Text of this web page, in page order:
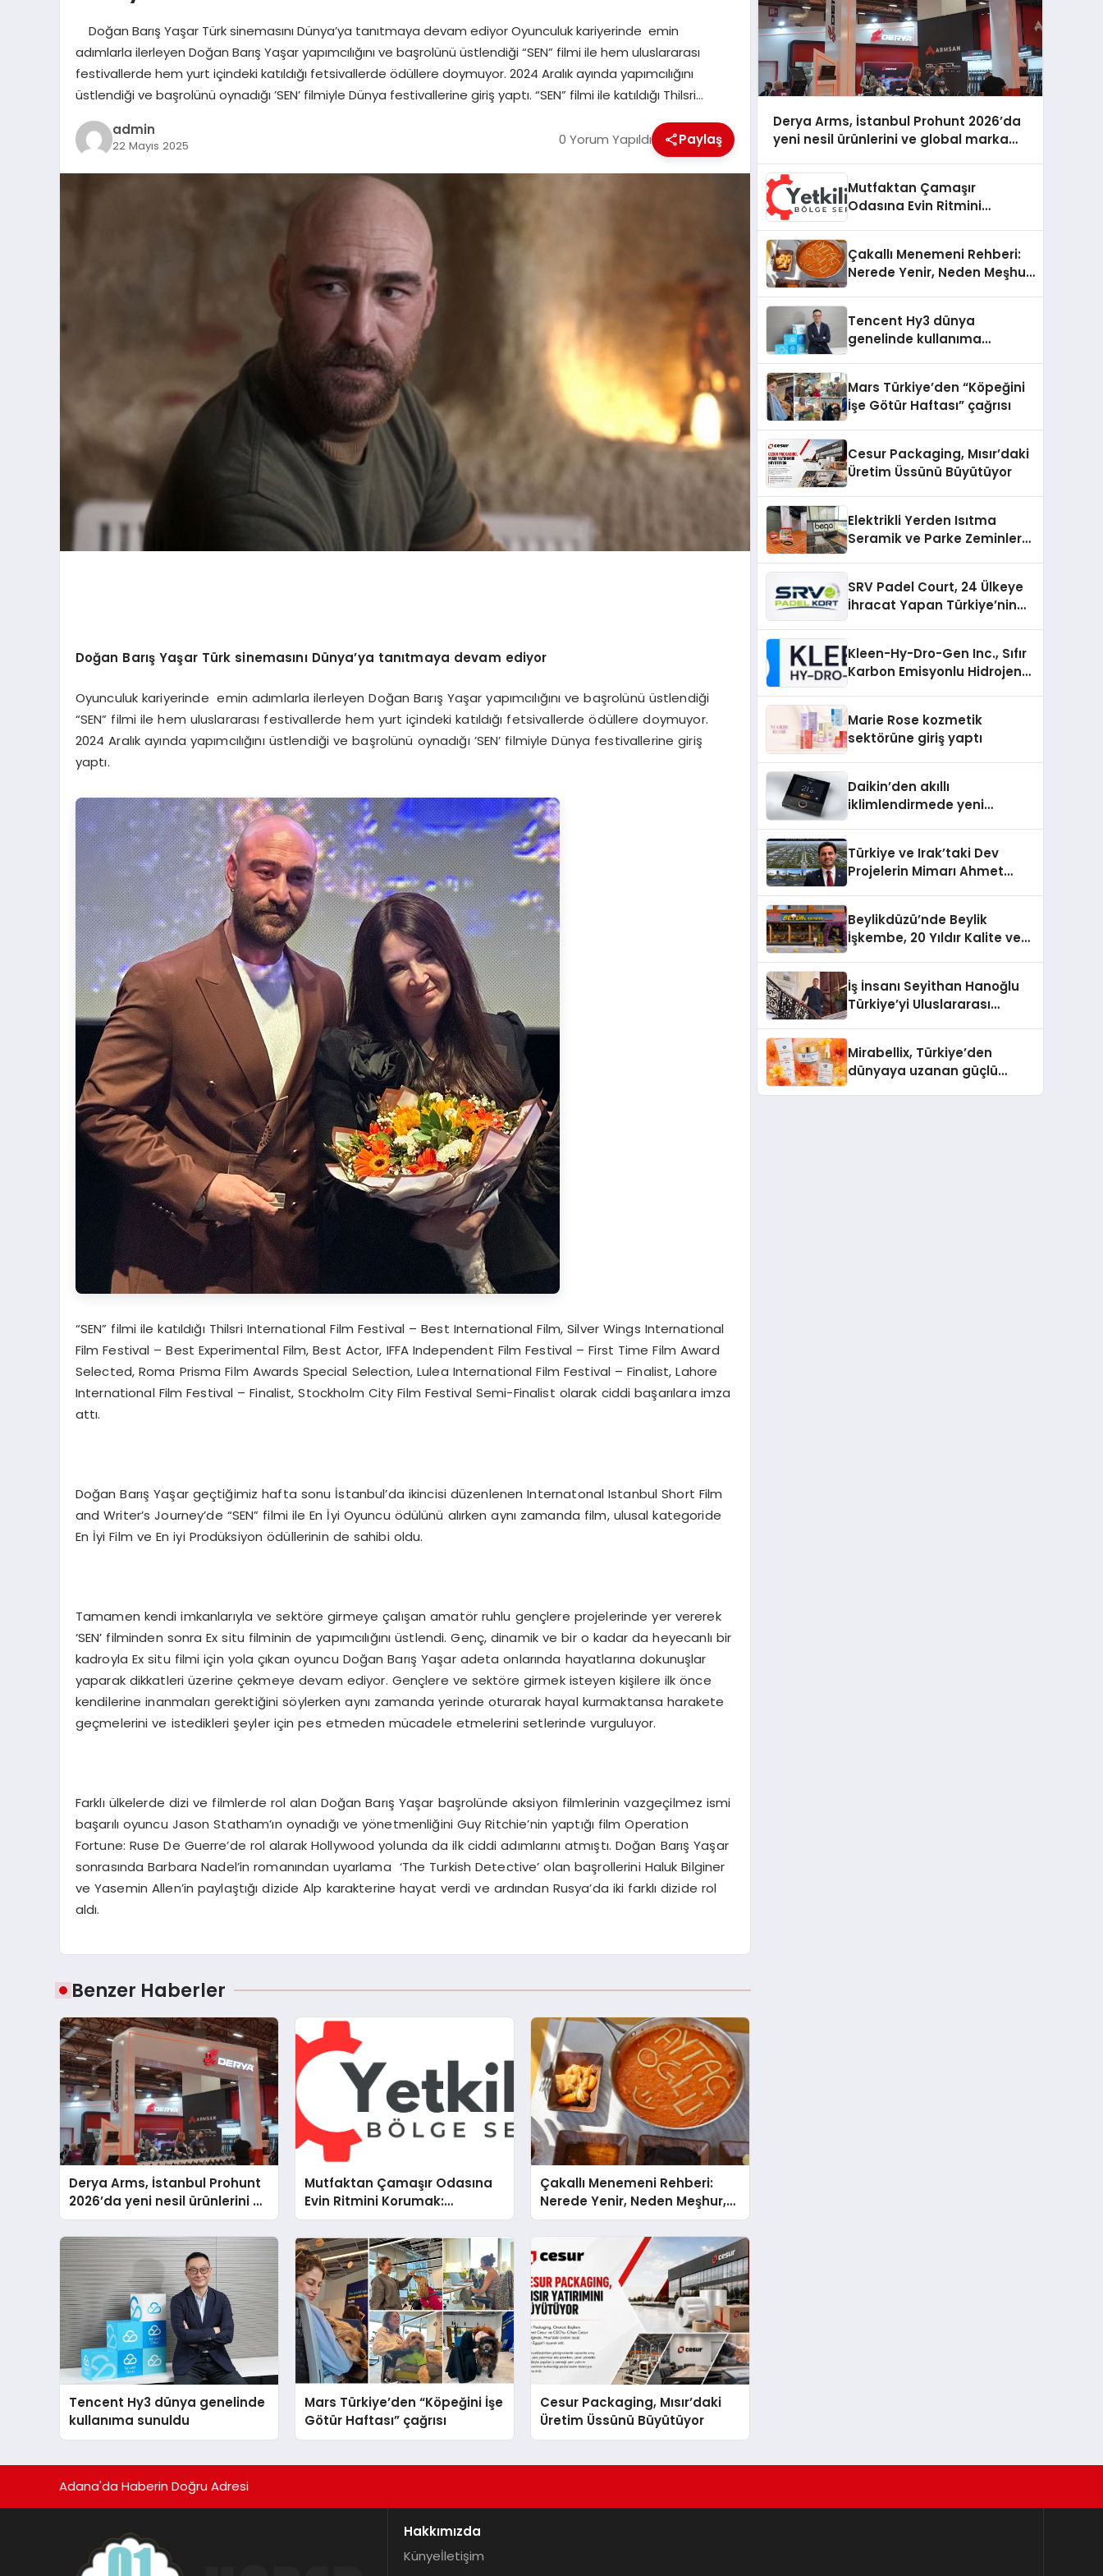
Doğan Barış Yaşar Türk sinemasını Dünya’ya tanıtmaya devam ediyor Oyunculuk kariyerinde emin
adımlarla ilerleyen Doğan Barış Yaşar yapımcılığını ve başrolünü üstlendiği “SEN” filmi ile hem uluslararası
festivallerde hem yurt içindeki katıldığı fetsivallerde ödüllere doymuyor. 2024 Aralık ayında yapımcılığını
üstlendiği ve başrolünü oynadığı ’SEN’ filmiyle Dünya festivallerine giriş yaptı. “SEN” filmi ile katıldığı Thilsri…
admin
22 Mayıs 2025 0 Yorum Yapıldı Paylaş
Doğan Barış Yaşar Türk sinemasını Dünya’ya tanıtmaya devam ediyor
Oyunculuk kariyerinde emin adımlarla ilerleyen Doğan Barış Yaşar yapımcılığını ve başrolünü üstlendiği
“SEN” filmi ile hem uluslararası festivallerde hem yurt içindeki katıldığı fetsivallerde ödüllere doymuyor.
2024 Aralık ayında yapımcılığını üstlendiği ve başrolünü oynadığı ’SEN’ filmiyle Dünya festivallerine giriş
yaptı.
“SEN” filmi ile katıldığı Thilsri International Film Festival – Best International Film, Silver Wings International
Film Festival – Best Experimental Film, Best Actor, IFFA Independent Film Festival – First Time Film Award
Selected, Roma Prisma Film Awards Special Selection, Lulea International Film Festival – Finalist, Lahore
International Film Festival – Finalist, Stockholm City Film Festival Semi-Finalist olarak ciddi başarılara imza
attı.
Doğan Barış Yaşar geçtiğimiz hafta sonu İstanbul’da ikincisi düzenlenen Internatonal Istanbul Short Film
and Writer’s Journey’de “SEN” filmi ile En İyi Oyuncu ödülünü alırken aynı zamanda film, ulusal kategoride
En İyi Film ve En iyi Prodüksiyon ödüllerinin de sahibi oldu.
Tamamen kendi imkanlarıyla ve sektöre girmeye çalışan amatör ruhlu gençlere projelerinde yer vererek
‘SEN’ filminden sonra Ex situ filminin de yapımcılığını üstlendi. Genç, dinamik ve bir o kadar da heyecanlı bir
kadroyla Ex situ filmi için yola çıkan oyuncu Doğan Barış Yaşar adeta onlarında hayatlarına dokunuşlar
yaparak dikkatleri üzerine çekmeye devam ediyor. Gençlere ve sektöre girmek isteyen kişilere ilk önce
kendilerine inanmaları gerektiğini söylerken aynı zamanda yerinde oturarak hayal kurmaktansa harakete
geçmelerini ve istedikleri şeyler için pes etmeden mücadele etmelerini setlerinde vurguluyor.
Farklı ülkelerde dizi ve filmlerde rol alan Doğan Barış Yaşar başrolünde aksiyon filmlerinin vazgeçilmez ismi
başarılı oyuncu Jason Statham’ın oynadığı ve yönetmenliğini Guy Ritchie’nin yaptığı film Operation
Fortune: Ruse De Guerre’de rol alarak Hollywood yolunda da ilk ciddi adımlarını atmıştı. Doğan Barış Yaşar
sonrasında Barbara Nadel’in romanından uyarlama ‘The Turkish Detective’ olan başrollerini Haluk Bilginer
ve Yasemin Allen’in paylaştığı dizide Alp karakterine hayat verdi ve ardından Rusya’da iki farklı dizide rol
aldı.
Benzer Haberler
Derya Arms, İstanbul Prohunt
2026’da yeni nesil ürünlerini ve
global marka vizyonunu
sergiledi
Mutfaktan Çamaşır Odasına
Evin Ritmini Korumak:
Electrolux Cihazlarında Dürüst
Teknik Destek Deneyimi
Çakallı Menemeni Rehberi:
Nerede Yenir, Neden Meşhur,
Nasıl Yapılır?
Tencent Hy3 dünya genelinde
kullanıma sunuldu
Mars Türkiye’den “Köpeğini İşe
Götür Haftası” çağrısı
Cesur Packaging, Mısır’daki
Üretim Üssünü Büyütüyor
Derya Arms, İstanbul Prohunt 2026’da
yeni nesil ürünlerini ve global marka
Mutfaktan Çamaşır
Odasına Evin Ritmini
Destek Deneyimi
Çakallı Menemeni Rehberi:
Nerede Yenir, Neden Meşhur,
Tencent Hy3 dünya
genelinde kullanıma
Mars Türkiye’den “Köpeğini
İşe Götür Haftası” çağrısı
Cesur Packaging, Mısır’daki
Üretim Üssünü Büyütüyor
Elektrikli Yerden Isıtma
Seramik ve Parke Zeminler
SRV Padel Court, 24 Ülkeye
İhracat Yapan Türkiye’nin
Kleen-Hy-Dro-Gen Inc., Sıfır
Karbon Emisyonlu Hidrojen
Aldı
Marie Rose kozmetik
sektörüne giriş yaptı
Daikin’den akıllı
iklimlendirmede yeni
Türkiye ve Irak’taki Dev
Projelerin Mimarı Ahmet
Holding Industrial City”
Projesini Hayata Geçirecek
Beylikdüzü’nde Beylik
İşkembe, 20 Yıldır Kalite ve
İş İnsanı Seyithan Hanoğlu
Türkiye’yi Uluslararası
Mirabellix, Türkiye’den
dünyaya uzanan güçlü
Adana'da Haberin Doğru Adresi
Hakkımızda
Künyeİletişim